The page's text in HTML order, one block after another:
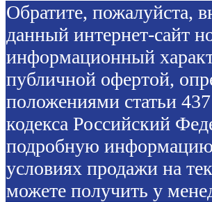
Обратите, пожалуйста,
данный интернет-сайт
информационный
публичной офертой,
положениями статьи
кодекса Российский
подробную
условиях продажи на
можете получить у